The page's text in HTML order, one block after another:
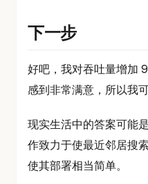
下一步
好吧，我对吞吐量增加
感到非常满意，所以我
现实生活中的答案可能
作致力于使最近邻居搜
使其部署相当简单。